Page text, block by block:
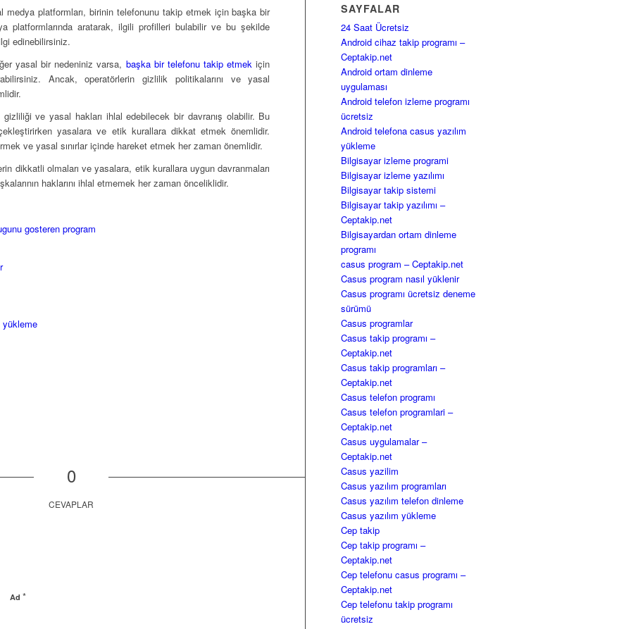
medya platformları, birinin telefonunu takip etmek için başka bir
platformlarında aratarak, ilgili profilleri bulabilir ve bu şekilde
edinebilirsiniz.
yasal bir nedeniniz varsa, başka bir telefonu takip etmek için
Ancak, operatörlerin gizlilik politikalarını ve yasal
ve yasal hakları ihlal edebilecek bir davranış olabilir. Bu
yasalara ve etik kurallara dikkat etmek önemlidir.
ve yasal sınırlar içinde hareket etmek her zaman önemlidir.
dikkatli olmaları ve yasalara, etik kurallara uygun davranmaları
haklarını ihlal etmemek her zaman önceliklidir.
gosteren program
yükleme
0
CEVAPLAR
Ad *
SAYFALAR
24 Saat Ücretsiz
Android cihaz takip programı –
Ceptakip.net
Android ortam dinleme
uygulaması
Android telefon izleme programı
ücretsiz
Android telefona casus yazılım
yükleme
Bilgisayar izleme programi
Bilgisayar izleme yazılımı
Bilgisayar takip sistemi
Bilgisayar takip yazılımı –
Ceptakip.net
Bilgisayardan ortam dinleme
programı
casus program – Ceptakip.net
Casus program nasıl yüklenir
Casus programı ücretsiz deneme
sürümü
Casus programlar
Casus takip programı –
Ceptakip.net
Casus takip programları –
Ceptakip.net
Casus telefon programı
Casus telefon programlari –
Ceptakip.net
Casus uygulamalar –
Ceptakip.net
Casus yazilim
Casus yazılım programları
Casus yazılım telefon dinleme
Casus yazılım yükleme
Cep takip
Cep takip programı –
Ceptakip.net
Cep telefonu casus programı –
Ceptakip.net
Cep telefonu takip programı
ücretsiz